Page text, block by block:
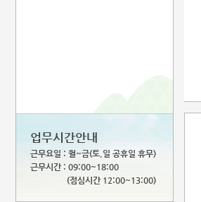
업무시간안내
근무요일 : 월~금(토,일 공휴일 휴무)
근무시간 : 09:00~18:00
(점심시간 12:00~13:00)